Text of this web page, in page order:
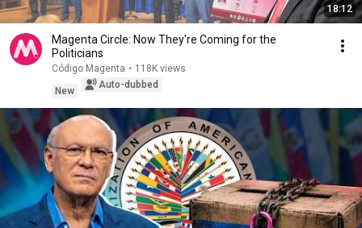
18:12
Magenta Circle: Now They're Coming for the
Politicians
Código Magenta • 118K views
New
Auto-dubbed